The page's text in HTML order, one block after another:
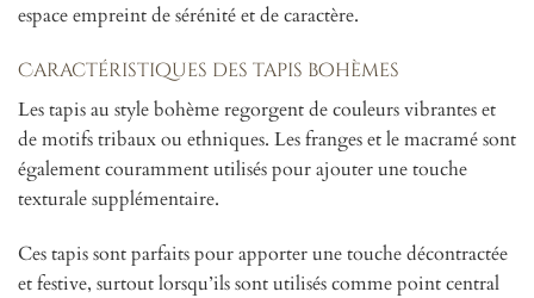
espace empreint de sérénité et de caractère.
Caractéristiques des tapis bohèmes
Les tapis au style bohème regorgent de couleurs vibrantes et
de motifs tribaux ou ethniques. Les franges et le macramé sont
également couramment utilisés pour ajouter une touche
texturale supplémentaire.
Ces tapis sont parfaits pour apporter une touche décontractée
et festive, surtout lorsqu’ils sont utilisés comme point central